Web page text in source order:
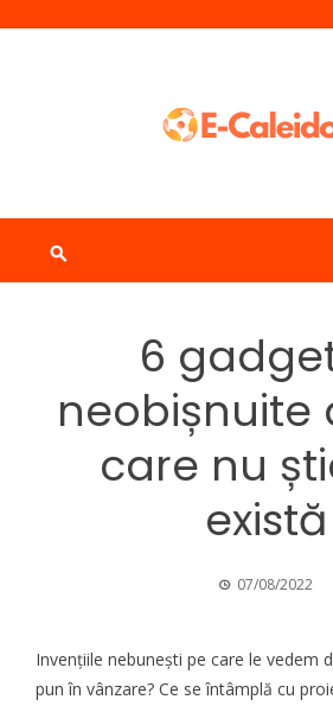
6
neobișnuite
care nu
există
07/08/2022
Invențiile nebunești pe care le vedem
pun în vânzare? Ce se întâmplă cu